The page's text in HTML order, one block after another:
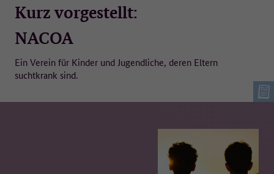
Kurz vorgestellt:
NACOA
Ein Verein für Kinder und Jugendliche, deren Eltern
suchtkrank sind.